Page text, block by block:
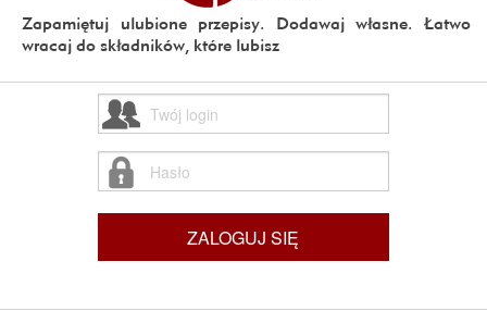
Zapamiętuj ulubione przepisy. Dodawaj własne. Łatwo
wracaj do składników, które lubisz